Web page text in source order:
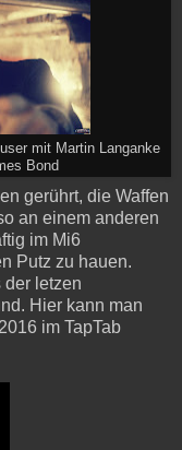
mit Martin Langanke
Bond
gerührt, die Waffen
an einem anderen
im Mi6
Putz zu hauen.
der letzen
Hier kann man
im TapTab